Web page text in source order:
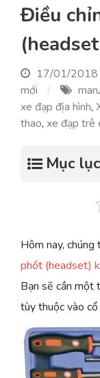
Điều
17/01/2018
mới
xe đạp địa hình,
thao, xe đạp trê
Mục lục
Hôm nay, chúng
phốt (headset)
Bạn sẽ cần một
tùy thuộc vào